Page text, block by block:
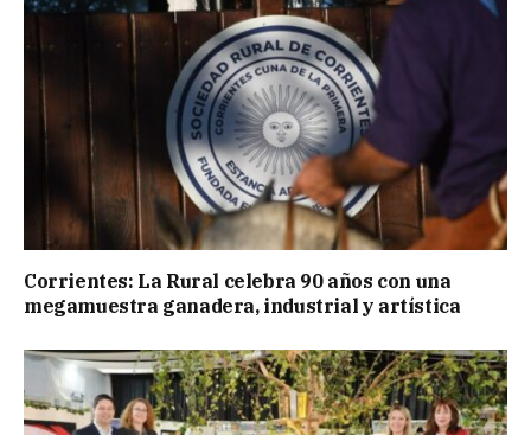
Corrientes: La Rural celebra 90 años con una
megamuestra ganadera, industrial y artística